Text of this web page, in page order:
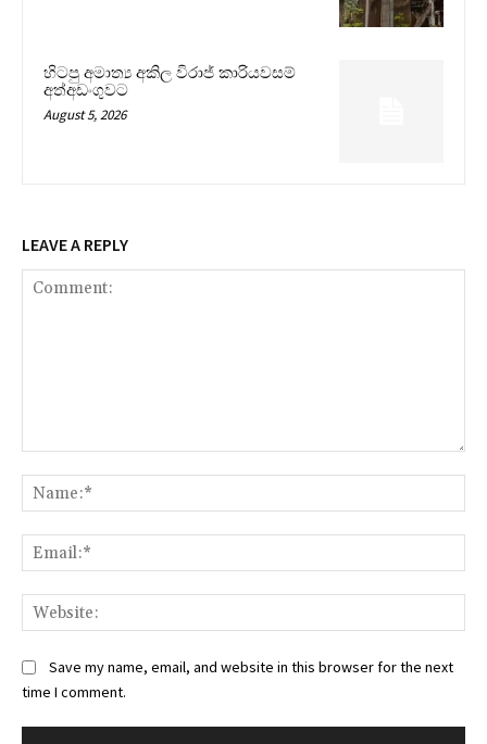
හිටපු අමාත්‍ය අකිල විරාජ් කාරියවසම්
අත්අඩංගුවට
August 5, 2026
LEAVE A REPLY
Save my name, email, and website in this browser for the next
time I comment.